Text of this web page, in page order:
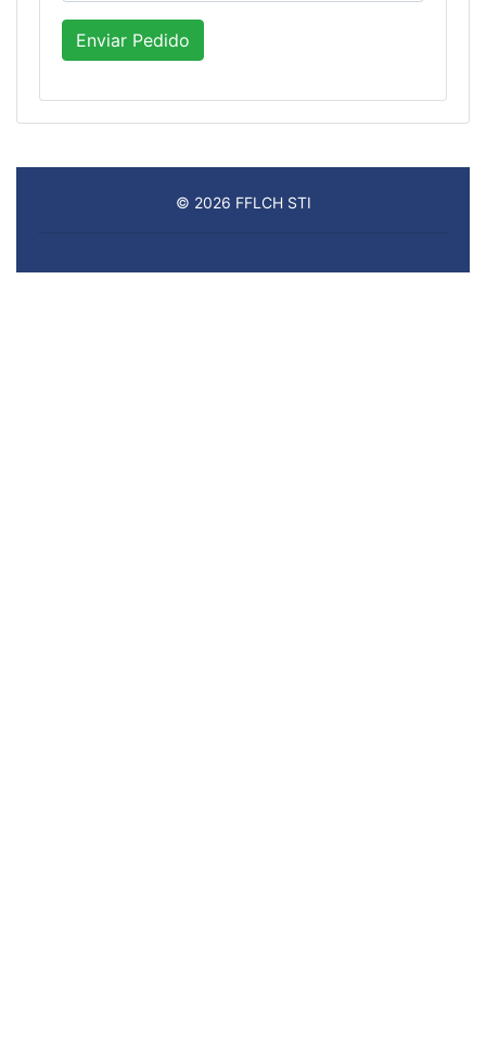
Enviar Pedido
© 2026 FFLCH STI